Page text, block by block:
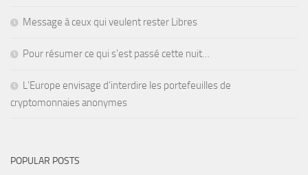
Message à ceux qui veulent rester Libres
Pour résumer ce qui s’est passé cette nuit…
L’Europe envisage d’interdire les portefeuilles de
cryptomonnaies anonymes
POPULAR POSTS